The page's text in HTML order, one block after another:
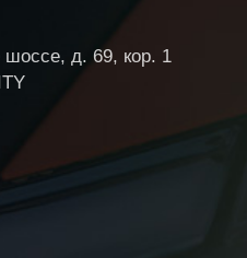
шоссе, д. 69, кор. 1